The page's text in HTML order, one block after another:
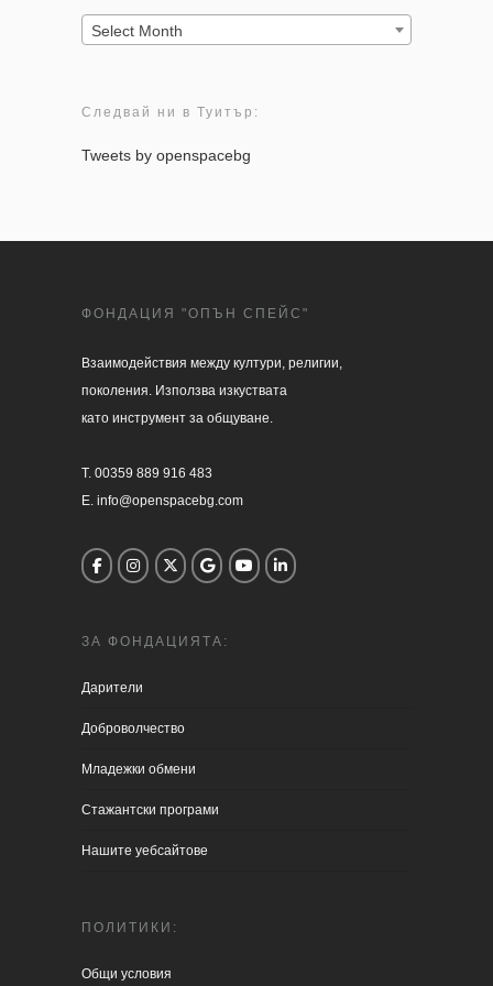
Архив:
Select Month
Следвай ни в Туитър:
Tweets by openspacebg
ФОНДАЦИЯ "ОПЪН СПЕЙС"
Взаимодействия между култури, религии,
поколения. Използва изкуствата
като инструмент за общуване.
T. 00359 889 916 483
E. info@openspacebg.com
ЗА ФОНДАЦИЯТА:
Дарители
Доброволчество
Младежки обмени
Стажантски програми
Нашите уебсайтове
ПОЛИТИКИ:
Общи условия